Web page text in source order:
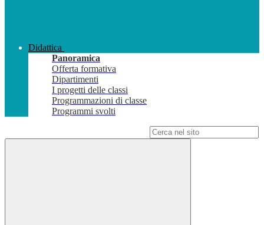
Didattica
Panoramica
Offerta formativa
Dipartimenti
I progetti delle classi
Programmazioni di classe
Programmi svolti